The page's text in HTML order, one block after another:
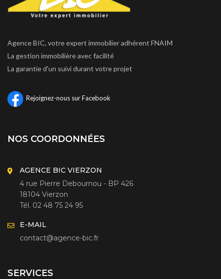
Agence BIC, votre expert immobilier adhérent FNAIM
La gestion immobilière avec facilité
La garantie d'un suivi durant votre projet
Rejoignez-nous sur Facebook
NOS COORDONNÉES
AGENCE BIC VIERZON
4 rue Pierre Debournou - BP 426
18104 Vierzon
Tél. 02 48 75 24 95
E-MAIL
contact@agence-bic.fr
SERVICES